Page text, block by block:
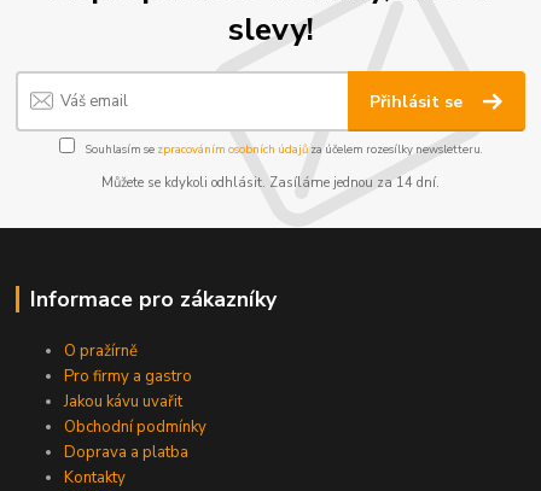
slevy!
Přihlásit se
Souhlasím se zpracováním osobních údajůza účelem rozesílky newsletteru.
Můžete se kdykoli odhlásit. Zasíláme jednou za 14 dní.
Informace pro zákazníky
O pražírně
Pro firmy a gastro
Jakou kávu uvařit
Obchodní podmínky
Doprava a platba
Kontakty